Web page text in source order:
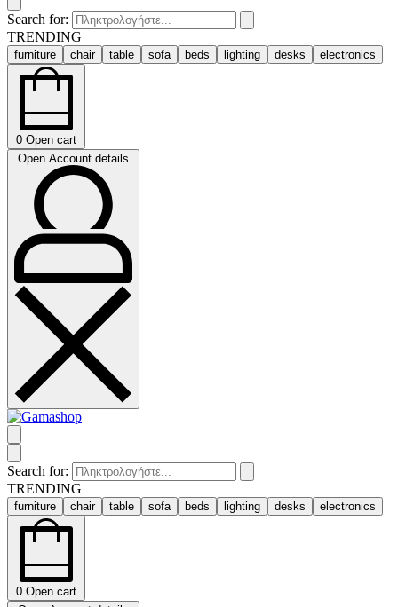
Search for:
TRENDING
furniture chair table sofa beds lighting desks electronics
0 Open cart
Open Account details
Search for:
TRENDING
furniture chair table sofa beds lighting desks electronics
0 Open cart